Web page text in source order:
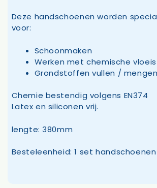
Deze handschoenen worden
voor:
Schoonmaken
Werken met chemische
Grondstoffen vullen / mengen
Chemie bestendig volgens EN374
Latex en siliconen vrij.
lengte: 380mm
Besteleenheid: 1 set handschoenen